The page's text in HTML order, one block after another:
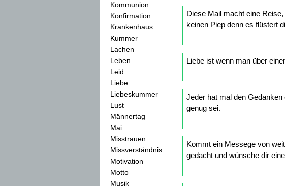
Kommunion
Konfirmation
Krankenhaus
Kummer
Lachen
Leben
Leid
Liebe
Liebeskummer
Lust
Männertag
Mai
Misstrauen
Missverständnis
Motivation
Motto
Musik
Diese Mail macht eine
keinen Piep denn es flüstert
Liebe ist wenn man über
Jeder hat mal den
genug sei.
Kommt ein Messege von
gedacht und wünsche dir